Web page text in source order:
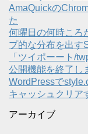
AmaQuickの
た
何曜日の何時ころ
プ的な分布を出す
「ツイポーート/
公開機能を終了し
WordPressで
キャッシュクリア
アーカイブ